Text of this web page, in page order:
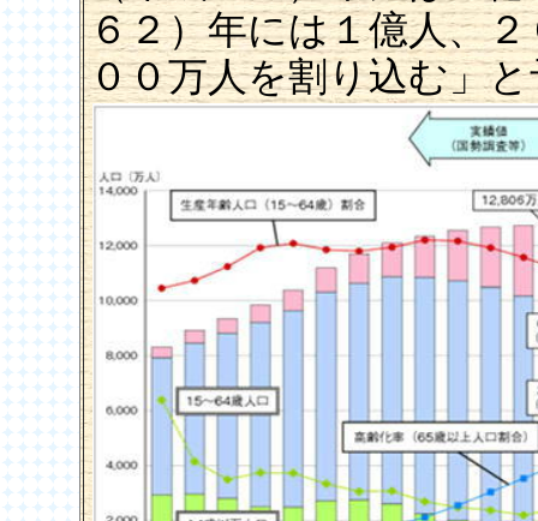
６２）年には１億人、
００万人を割り込む」